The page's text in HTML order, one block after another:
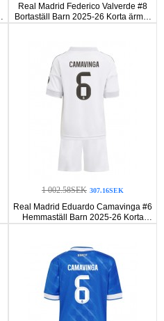
Real Madrid Federico Valverde #8
Bortaställ Barn 2025-26 Korta ärmar
(+ Korta byxor)
1 002.58SEK 307.16SEK
Real Madrid Eduardo Camavinga #6
Hemmaställ Barn 2025-26 Korta
ärmar (+ Korta byxor)